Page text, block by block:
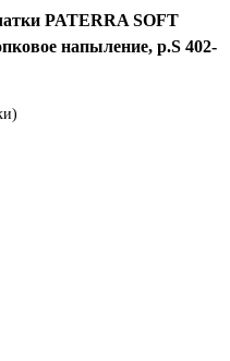
PATERRA SOFT
напыление, р.S 402-